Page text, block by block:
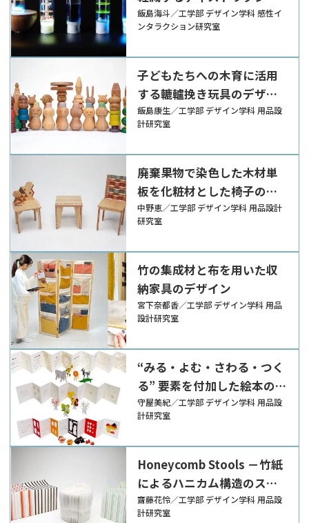
ン・ツール
飯島海斗／工学部 デザイン学科 感性イ
ンタラクション研究室
子どもたちへの木育に活用
する轆轤挽き玩具のデザイ
ン
飯島康生／工学部 デザイン学科 用品設
計研究室
廃棄果物で染色した木材単
板を化粧材とした椅子のデ
ザイン
中野恵／工学部 デザイン学科 用品設計
研究室
竹の集成材と布を用いた収
納家具のデザイン
宮下奈都香／工学部 デザイン学科 用品
設計研究室
“みる・よむ・さわる・つく
る” 要素を付加した絵本の
デザイン
守屋美紀／工学部 デザイン学科 用品設
計研究室
Honeycomb Stools －竹紙
によるハニカム構造のスツ
ール－
齋藤花怜／工学部 デザイン学科 用品設
計研究室